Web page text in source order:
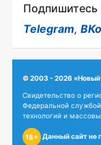
Подпишитесь
Telegram,
© 2003 - 2026 «Новый
Свидетельство о
Федеральной
технологий и
18+ Данный сайт не